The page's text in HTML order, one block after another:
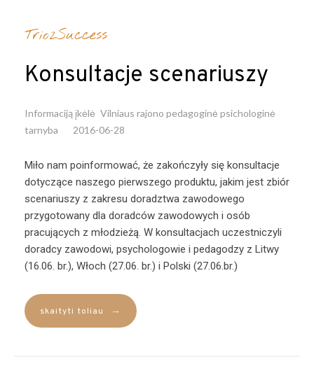
Trio2Success
Konsultacje scenariuszy
Informaciją įkėlė Vilniaus rajono pedagoginė psichologinė
tarnyba
2016-06-28
Miło nam poinformować, że zakończyły się konsultacje
dotyczące naszego pierwszego produktu, jakim jest zbiór
scenariuszy z zakresu doradztwa zawodowego
przygotowany dla doradców zawodowych i osób
pracujących z młodzieżą. W konsultacjach uczestniczyli
doradcy zawodowi, psychologowie i pedagodzy z Litwy
(16.06. br.), Włoch (27.06. br.) i Polski (27.06.br.)
skaityti toliau →